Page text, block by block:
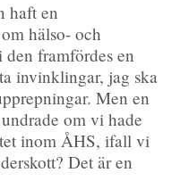
haft en
hälso- och
framfördes en
invinklingar, jag ska
Men en
om vi hade
inom ÅHS, ifall vi
Det är en